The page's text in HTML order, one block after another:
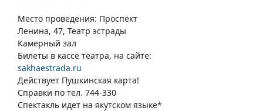
Место проведения: Проспект
Ленина, 47, Театр эстрады
Камерный зал
Билеты в кассе театра, на сайте:
sakhaestrada.ru
Действует Пушкинская карта!
Справки по тел. 744-330
Спектакль идет на якутском языке*